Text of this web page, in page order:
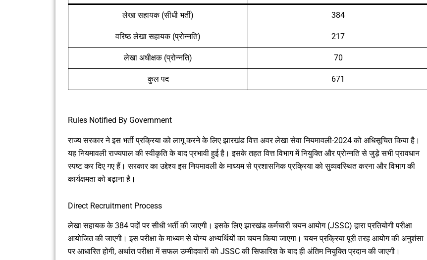
लेखा सहायक (सीधी भर्ती) 384
वरिष्ठ लेखा सहायक (प्रोन्नति) 217
लेखा अधीक्षक (प्रोन्नति) 70
कुल पद 671
Rules Notified By Government
राज्य सरकार ने इस भर्ती प्रक्रिया को लागू करने के लिए झारखंड वित्त अवर लेखा सेवा नियमावली-2024 को अधिसूचित किया है।
यह नियमावली राज्यपाल की स्वीकृति के बाद प्रभावी हुई है। इसके तहत वित्त विभाग में नियुक्ति और प्रोन्नति से जुड़े सभी प्रावधान
स्पष्ट कर दिए गए हैं। सरकार का उद्देश्य इस नियमावली के माध्यम से प्रशासनिक प्रक्रिया को सुव्यवस्थित करना और विभाग की
कार्यक्षमता को बढ़ाना है।
Direct Recruitment Process
लेखा सहायक के 384 पदों पर सीधी भर्ती की जाएगी। इसके लिए झारखंड कर्मचारी चयन आयोग (JSSC) द्वारा प्रतियोगी परीक्षा
आयोजित की जाएगी। इस परीक्षा के माध्यम से योग्य अभ्यर्थियों का चयन किया जाएगा। चयन प्रक्रिया पूरी तरह आयोग की अनुशंसा
पर आधारित होगी, अर्थात परीक्षा में सफल उम्मीदवारों को JSSC की सिफारिश के बाद ही अंतिम नियुक्ति प्रदान की जाएगी।